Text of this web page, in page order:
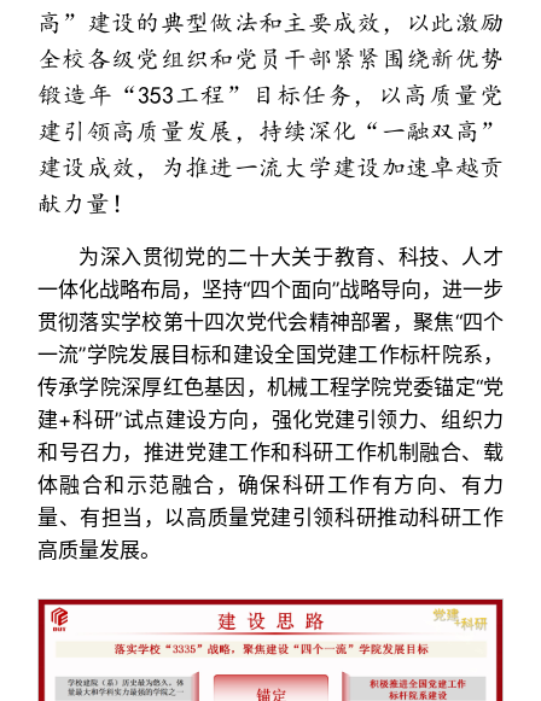
高”建设的典型做法和主要成效，以此激励
全校各级党组织和党员干部紧紧围绕新优势
锻造年“353工程”目标任务，以高质量党
建引领高质量发展，持续深化“一融双高”
建设成效，为推进一流大学建设加速卓越贡
献力量！
为深入贯彻党的二十大关于教育、科技、人才
一体化战略布局，坚持“四个面向”战略导向，进一步
贯彻落实学校第十四次党代会精神部署，聚焦“四个
一流”学院发展目标和建设全国党建工作标杆院系，
传承学院深厚红色基因，机械工程学院党委锚定“党
建+科研”试点建设方向，强化党建引领力、组织力
和号召力，推进党建工作和科研工作机制融合、载
体融合和示范融合，确保科研工作有方向、有力
量、有担当，以高质量党建引领科研推动科研工作
高质量发展。